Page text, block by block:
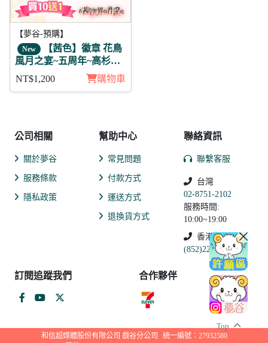
Top
【夢谷-預購】
New 【茜色】徽章 花鳥
風月之宴~五周年~高杉晉
NT$1,200 購物車
公司相關
關於夢谷
服務條款
隱私政策
幫助中心
常見問題
付款方式
運送方式
退換貨方式
聯絡資訊
聯繫客服
台灣
02-8751-2102
服務時間:
10:00~19:00
香港
(852)2250-9311
訂閱追蹤我們 合作夥伴
和信超媒體股份有限公司 戲谷分公司
統一編號：27932580